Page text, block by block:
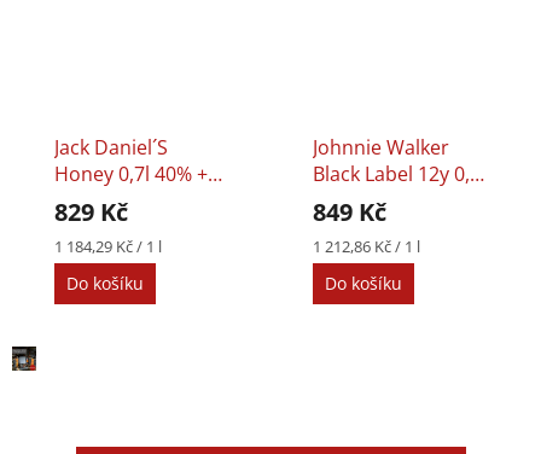
Jack Daniel´s
Honey 0,7l 40% +
Zimní Set
829 Kč
Měrná
cena:
1 184,29 Kč / 1 l
Do košíku
Johnnie Walker
Black Label 12y 0,7l
40% + 2 Skleničky
849 Kč
Měrná
cena:
1 212,86 Kč / 1 l
Do košíku